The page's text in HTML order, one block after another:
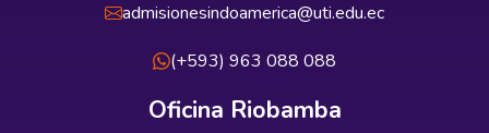
admisionesindoamerica@uti.edu.ec
(+593) 963 088 088
Oficina Riobamba